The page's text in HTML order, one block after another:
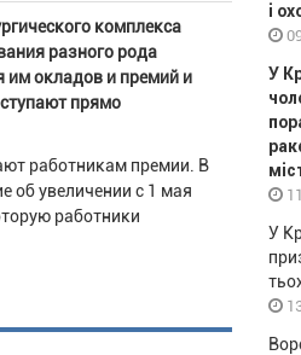
комплекса
разного рода
им окладов и премий и
прямо
работникам премии. В
об увеличении с 1 мая
работники
і
У
У